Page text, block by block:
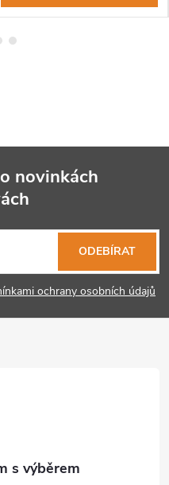
novinkách
ochrany osobních údajů
ODEBÍRAT